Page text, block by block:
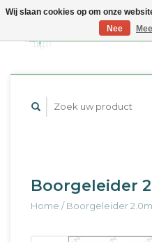
Boorgeleider
Home /Boorgeleider
Wij slaan cookies op om onze
Nee